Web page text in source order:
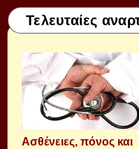
Τελευταίες
Aσθένειες, πόνος και